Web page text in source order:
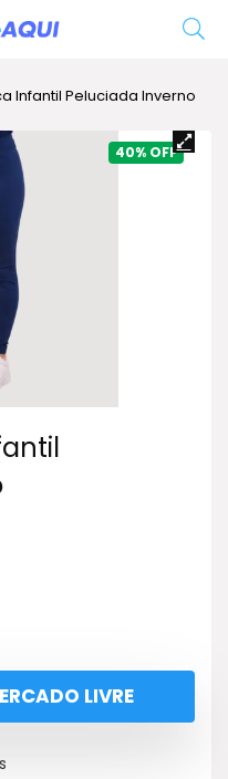
Infantil Peluciada Inverno
40%
LIVRE